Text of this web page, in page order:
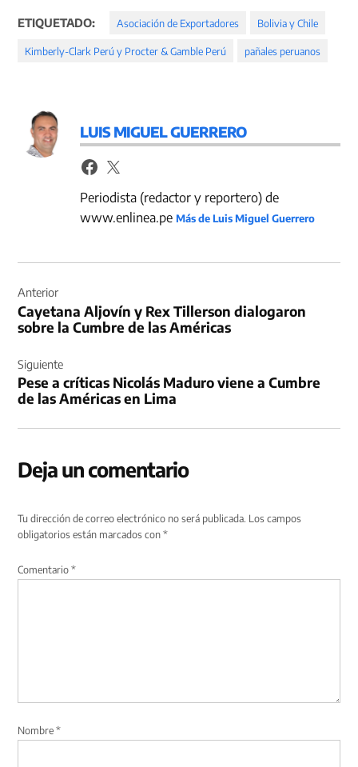
ETIQUETADO: Asociación de Exportadores Bolivia y Chile
Kimberly-Clark Perú y Procter & Gamble Perú pañales peruanos
LUIS MIGUEL GUERRERO
Periodista (redactor y reportero) de
www.enlinea.peMás de Luis Miguel Guerrero
de
entradas
Anterior
Cayetana Aljovín y Rex Tillerson dialogaron
sobre la Cumbre de las Américas
Siguiente
Pese a críticas Nicolás Maduro viene a Cumbre
de las Américas en Lima
Deja un comentario
Tu dirección de correo electrónico no será publicada. Los campos
obligatorios están marcados con*
Comentario*
Nombre*